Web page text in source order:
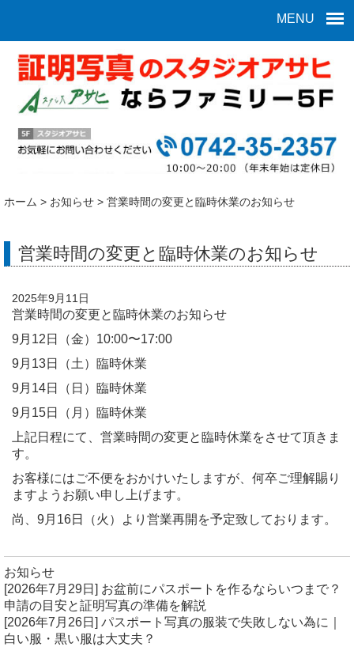
MENU
ホーム > お知らせ > 営業時間の変更と臨時休業のお知らせ
営業時間の変更と臨時休業のお知らせ
2025年9月11日
営業時間の変更と臨時休業のお知らせ
9月12日（金）10:00〜17:00
9月13日（土）臨時休業
9月14日（日）臨時休業
9月15日（月）臨時休業
上記日程にて、営業時間の変更と臨時休業をさせて頂きま
す。
お客様にはご不便をおかけいたしますが、何卒ご理解賜り
ますようお願い申し上げます。
尚、9月16日（火）より営業再開を予定致しております。
お知らせ
[2026年7月29日] お盆前にパスポートを作るならいつまで？
申請の目安と証明写真の準備を解説
[2026年7月26日] パスポート写真の服装で失敗しない為に｜
白い服・黒い服は大丈夫？